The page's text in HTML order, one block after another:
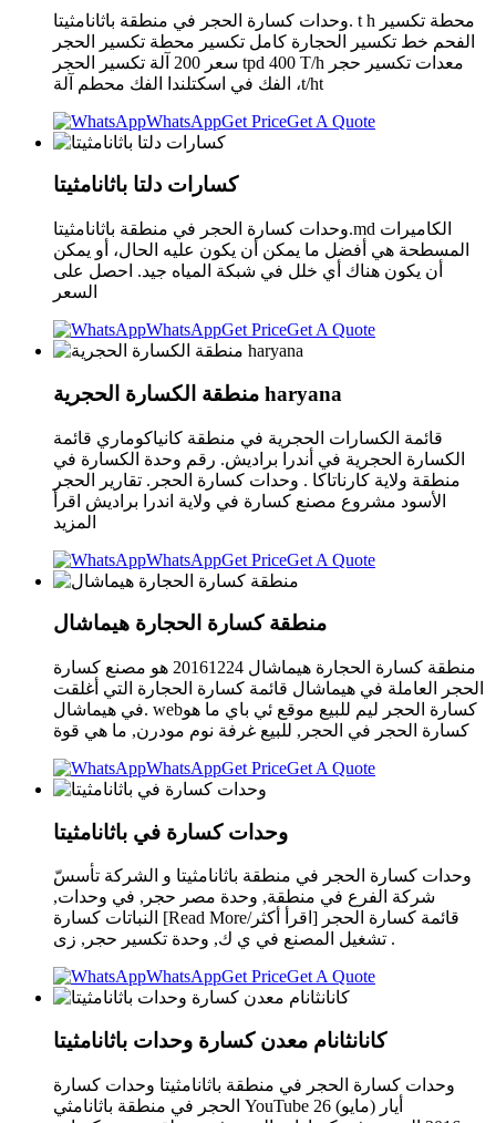
وحدات كسارة الحجر في منطقة باثانامثيتا. t h محطة تكسير
الفحم خط تكسير الحجارة كامل تكسير محطة تكسير الحجر
سعر 200 آلة تكسير الحجر tpd 400 T/h معدات تكسير حجر
الفك في اسكتلندا الفك محطم آلة ،t/ht
WhatsAppGet PriceGet A Quote
كسارات دلتا باثانامثيتا
وحدات كسارة الحجر في منطقة باثانامثيتا.md الكاميرات
المسطحة هي أفضل ما يمكن أن يكون عليه الحال، أو يمكن
أن يكون هناك أي خلل في شبكة المياه جيد. احصل على
السعر
WhatsAppGet PriceGet A Quote
منطقة الكسارة الحجرية haryana
قائمة الكسارات الحجرية في منطقة كانياكوماري قائمة
الكسارة الحجرية في أندرا براديش. رقم وحدة الكسارة في
منطقة ولاية كارناتاكا . وحدات كسارة الحجر. تقارير الحجر
الأسود مشروع مصنع كسارة في ولاية اندرا براديش اقرأ
المزيد
WhatsAppGet PriceGet A Quote
منطقة كسارة الحجارة هيماشال
منطقة كسارة الحجارة هيماشال 20161224 هو مصنع كسارة
الحجر العاملة في هيماشال قائمة كسارة الحجارة التي أغلقت
في هيماشال. webكسارة الحجر ليم للبيع موقع ئي باي ما هو
كسارة الحجر في الحجر, للبيع غرفة نوم مودرن, ما هي قوة
WhatsAppGet PriceGet A Quote
وحدات كسارة في باثانامثيتا
وحدات كسارة الحجر في منطقة باثانامثيتا و الشركة تأسسّ
شركة الفرع في منطقة, وحدة مصر حجر, في وحدات,
النباتات كسارة [Read More/اقرأ أكثر] قائمة كسارة الحجر
تشغيل المصنع في ي ك, وحدة تكسير حجر, زى .
WhatsAppGet PriceGet A Quote
كانانثانام معدن كسارة وحدات باثانامثيتا
وحدات كسارة الحجر في منطقة باثانامثيتا وحدات كسارة
الحجر في منطقة باثانامثي YouTube 26 أيار (مايو)